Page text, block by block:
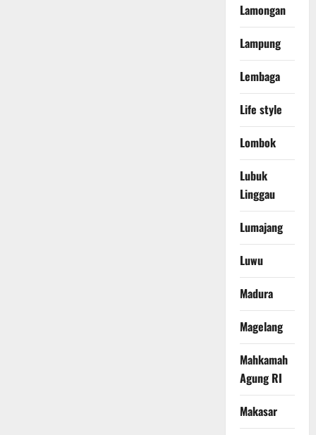
Lamongan
Lampung
Lembaga
Life style
Lombok
Lubuk
Linggau
Lumajang
Luwu
Madura
Magelang
Mahkamah
Agung RI
Makasar